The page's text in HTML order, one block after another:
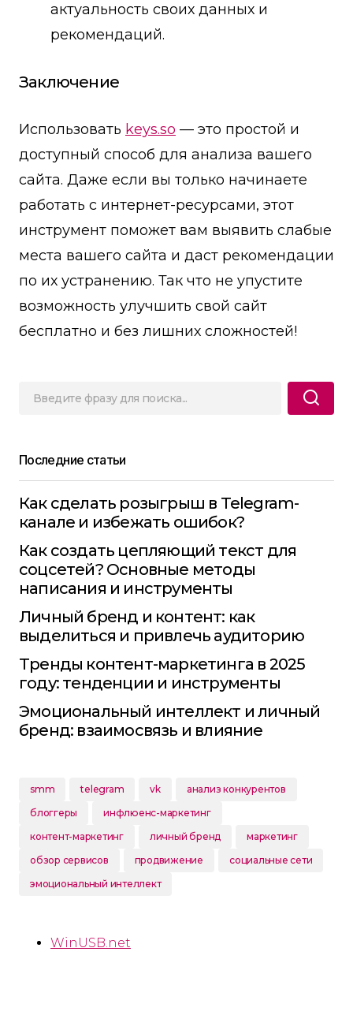
актуальность своих данных и
рекомендаций.
Заключение
Использовать keys.so — это простой и
доступный способ для анализа вашего
сайта. Даже если вы только начинаете
работать с интернет-ресурсами, этот
инструмент поможет вам выявить слабые
места вашего сайта и даст рекомендации
по их устранению. Так что не упустите
возможность улучшить свой сайт
бесплатно и без лишних сложностей!
Последние статьи
Как сделать розыгрыш в Telegram-
канале и избежать ошибок?
Как создать цепляющий текст для
соцсетей? Основные методы
написания и инструменты
Личный бренд и контент: как
выделиться и привлечь аудиторию
Тренды контент-маркетинга в 2025
году: тенденции и инструменты
Эмоциональный интеллект и личный
бренд: взаимосвязь и влияние
smm telegram vk
анализ конкурентов
блоггеры
инфлюенс-маркетинг
контент-маркетинг
личный бренд
маркетинг
обзор сервисов
продвижение
социальные сети
эмоциональный интеллект
WinUSB.net